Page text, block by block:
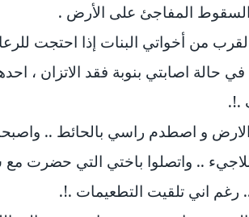
المفاجئ على الأرض .
من أخواتي البنات إذا احتجت
حالة اصابتي بنوبة فقد الاتزان ،
.!.
و اصطدم راسي بالحائط ..
.. واتصلوا باختي التي حضرت
رغم اني تلقيت التطعيمات .!.